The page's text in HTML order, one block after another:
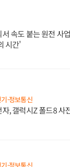
속도 붙는 원전 사
시간'
·정보통신
자, 갤럭시Z 폴드8 사
·정보통신